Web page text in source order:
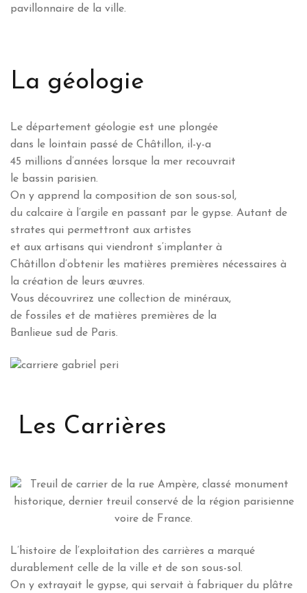
pavillonnaire de la ville.
La géologie
Le département géologie est une plongée
dans le lointain passé de Châtillon, il-y-a
45 millions d’années lorsque la mer recouvrait
le bassin parisien.
On y apprend la composition de son sous-sol,
du calcaire à l’argile en passant par le gypse. Autant de
strates qui permettront aux artistes
et aux artisans qui viendront s’implanter à
Châtillon d’obtenir les matières premières nécessaires à
la création de leurs œuvres.
Vous découvrirez une collection de minéraux,
de fossiles et de matières premières de la
Banlieue sud de Paris.
Les Carrières
L’histoire de l’exploitation des carrières a marqué
durablement celle de la ville et de son sous-sol.
On y extrayait le gypse, qui servait à fabriquer du plâtre